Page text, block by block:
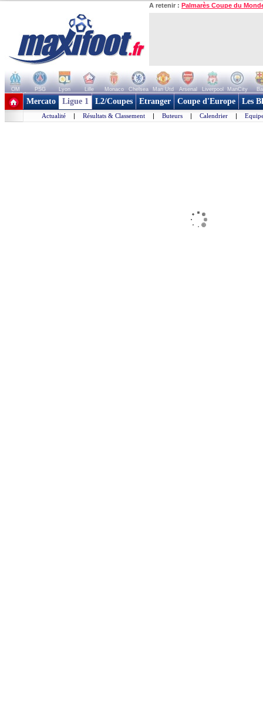
A retenir : Palmarès Coupe du
OM PSG Lyon Lille Monaco Chelsea Man Utd Arsenal Liverpool ManCity
+ de clubs
Mercato Ligue 1 L2/Coupes Etranger Coupe d'Europe Les
Actualité | Résultats & Classement | Buteurs | Calendrier |